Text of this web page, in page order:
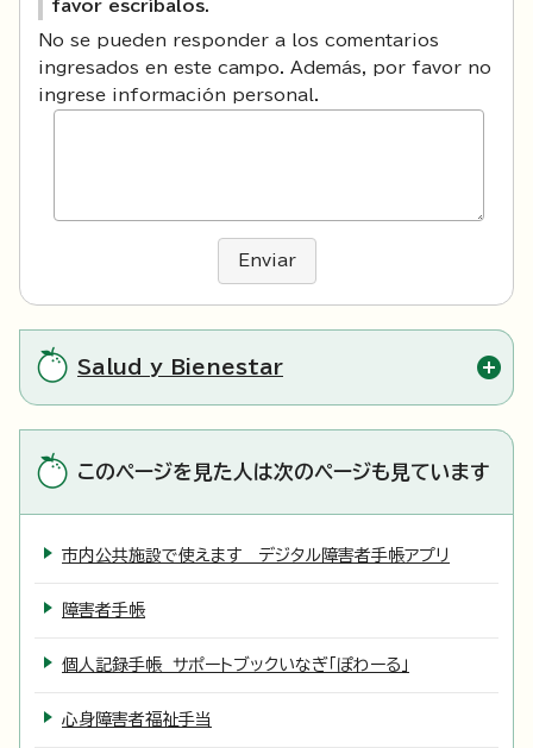
favor escríbalos.
No se pueden responder a los comentarios
ingresados en este campo. Además, por favor no
ingrese información personal.
Enviar
Salud y Bienestar
このページを見た人は次のページも見ています
市内公共施設で使えます デジタル障害者手帳アプリ
障害者手帳
個人記録手帳 サポートブックいなぎ「ぽわーる」
心身障害者福祉手当